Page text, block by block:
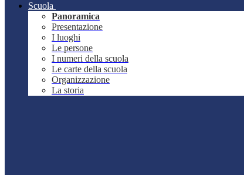
Scuola
Panoramica
Presentazione
I luoghi
Le persone
I numeri della scuola
Le carte della scuola
Organizzazione
La storia